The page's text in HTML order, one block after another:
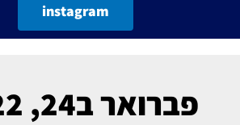
instagram
פברואר ב24, 2022